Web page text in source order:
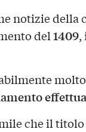
notizie della
del1409,
che il